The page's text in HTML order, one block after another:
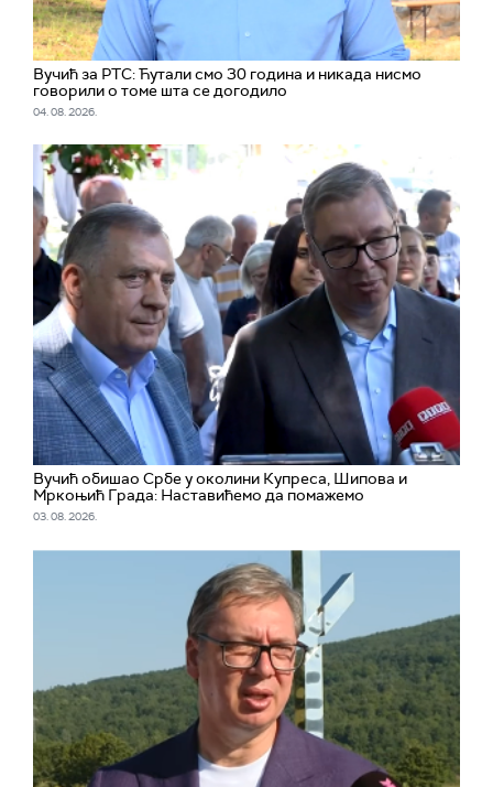
Вучић за РТС: Ћутали смо 30 година и никада нисмо
говорили о томе шта се догодило
04. 08. 2026.
Вучић обишао Србе у околини Купреса, Шипова и
Мркоњић Града: Наставићемо да помажемо
03. 08. 2026.